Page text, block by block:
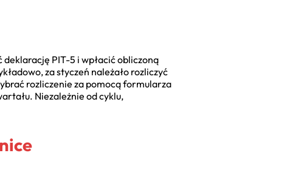
PIT-5 i wpłacić obliczoną
za styczeń należało rozliczyć
rozliczenie za pomocą formularza
Niezależnie od cyklu,